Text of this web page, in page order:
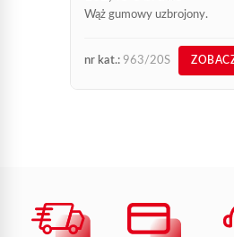
Wąż gumowy uzbrojony.
nr kat.: 963/20S